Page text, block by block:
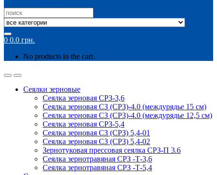
Search
for:
0 0.0 грн.
No products in the cart.
Сеялки зерновые
Сеялка зерновая СРЗ-3,6
Сеялка зерновая СЗ (СРЗ)-4.0 (междурядье 15 см)
Сеялка зерновая СЗ (СРЗ)-4.0 (междурядье 12,5 см)
Сеялка зерновая СРЗ-5,4
Сеялка зерновая СЗ (СРЗ) 5,4-01
Сеялка зерновая СЗ (СРЗ) 5,4-02
Зернотуковая прессовая сеялка СРЗ-П 3.6
Сеялка зернотравяная СРЗ -Т-3,6
Сеялка зернотравяная СРЗ -Т-5,4